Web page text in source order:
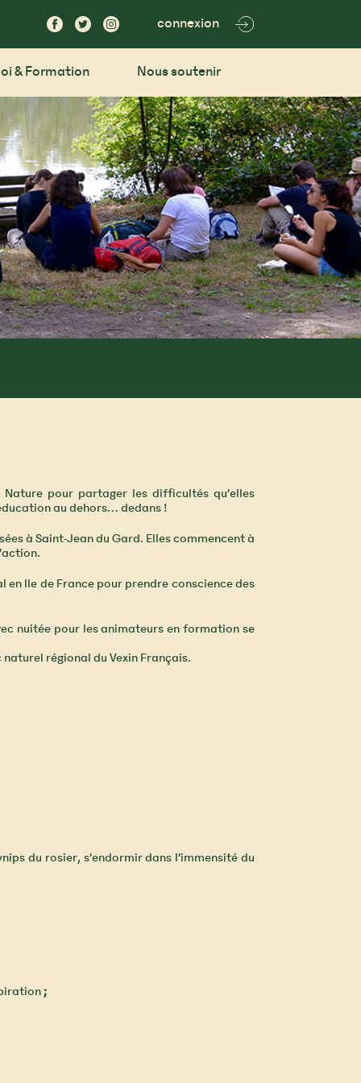
connexion
& Formation Nous soutenir
pour partager les difficultés qu’elles
au dehors… dedans !
à Saint-Jean du Gard. Elles commencent à
Ile de France pour prendre conscience des
nuitée pour les animateurs en formation se
régional du Vexin Français.
du rosier, s’endormir dans l’immensité du
;